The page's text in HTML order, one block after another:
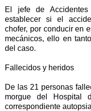
El jefe de
establecer si el
chofer, por conducir en
mecánicos, ello en
del caso.
Fallecidos y heridos
De las 21 personas
morgue del
correspondiente